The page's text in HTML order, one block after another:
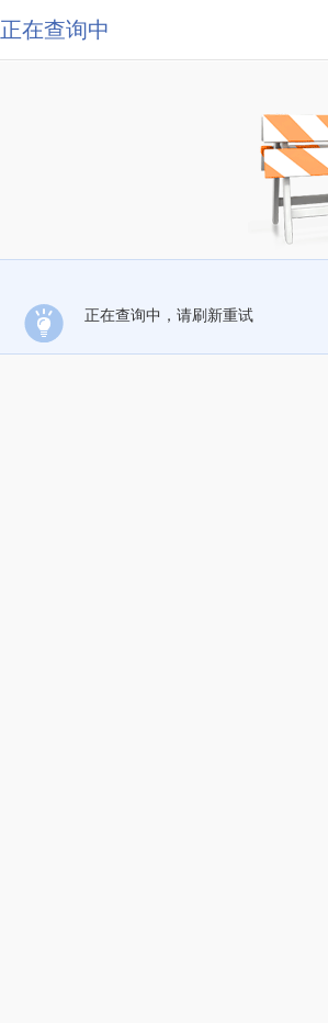
正在查询中
正在查询中，请刷新重试